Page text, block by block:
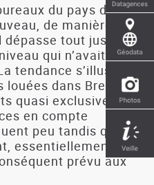
du pays de
de manière bien
tout juste la
qui n’avait plus
tendance s’illustre
dans Brest
quasi exclusivement
en compte
peu tandis que les
essentiellement
prévu aux